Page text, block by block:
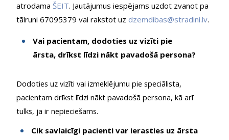
atrodama ŠEIT. Jautājumus iespējams uzdot zvanot pa
tālruni 67095379 vai rakstot uz dzemdibas@stradini.lv.
Vai pacientam, dodoties uz vizīti pie
ārsta, drīkst līdzi nākt pavadošā persona?
Dodoties uz vizīti vai izmeklējumu pie speciālista,
pacientam drīkst līdzi nākt pavadošā persona, kā arī
tulks, ja ir nepieciešams.
Cik savlaicīgi pacienti var ierasties uz ārsta